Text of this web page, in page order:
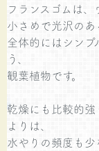
フランスゴムは、
小さめで光沢のあ
全体的にはシン
う、
観葉植物です。
乾燥にも比較的
よりは、
水やりの頻度も少